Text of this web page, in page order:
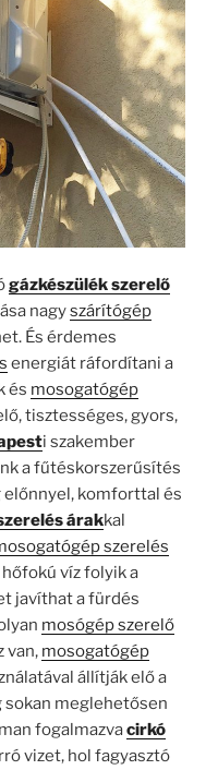
gázkészülék szerelő
nagyszárítógép
És érdemes
energiát ráfordítani a
és mosogatógép
tisztességes, gyors,
i szakember
a fűtéskorszerűsítés
komforttal és
árakkal
szerelés
víz folyik a
javíthat a fürdés
mosógép szerelő
van, mosogatógép
állítják elő a
sokan meglehetősen
fogalmazvacirkó
vizet, hol fagyasztó